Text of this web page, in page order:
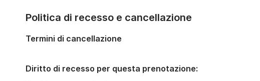
Politica di recesso e cancellazione
Termini di cancellazione
Diritto di recesso per questa prenotazione: